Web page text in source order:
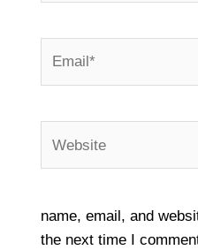
name, email, and
the next time I